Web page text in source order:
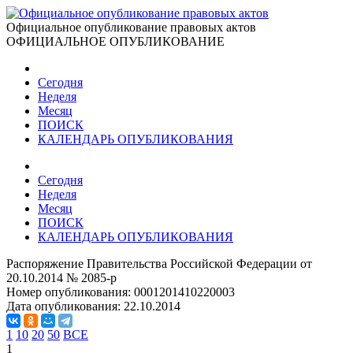
Официальное опубликование правовых актов
ОФИЦИАЛЬНОЕ ОПУБЛИКОВАНИЕ
Сегодня
Неделя
Месяц
ПОИСК
КАЛЕНДАРЬ ОПУБЛИКОВАНИЯ
Сегодня
Неделя
Месяц
ПОИСК
КАЛЕНДАРЬ ОПУБЛИКОВАНИЯ
Распоряжение Правительства Российской Федерации от
20.10.2014 № 2085-р
Номер опубликования: 0001201410220003
Дата опубликования: 22.10.2014
1 10 20 50 ВСЕ
1